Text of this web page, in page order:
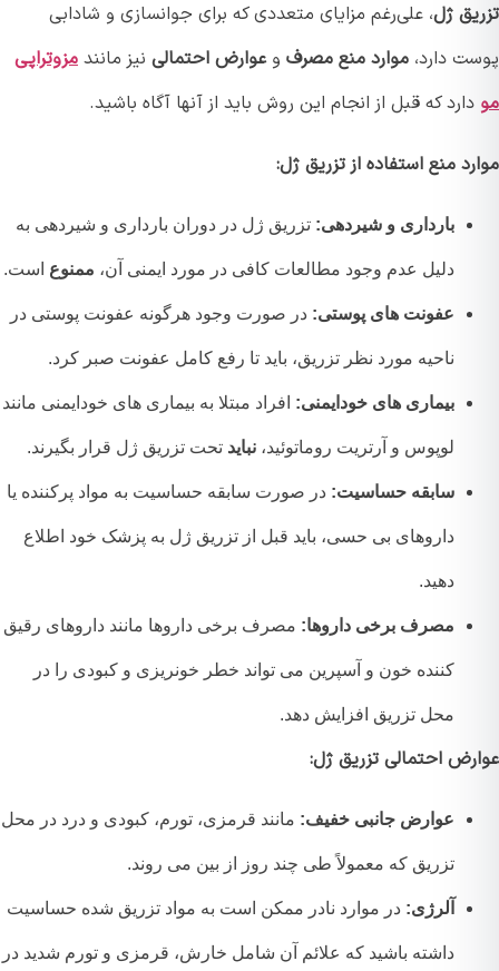
ژل ، علی‌رغم مزایای متعددی که برای جوانسازی و شادابی
دارد،موارد منع مصرفوعوارض احتمالینیز مانندمزوتراپی
که قبل از انجام این روش باید از آنها آگاه باشید.
منع استفاده از تزریق ژل:
بارداری و شیردهی:تزریق ژل در دوران بارداری و شیردهی به
دلیل عدم وجود مطالعات کافی در مورد ایمنی آن، ممنوعاست.
عفونت های پوستی:در صورت وجود هرگونه عفونت پوستی در
ناحیه مورد نظر تزریق، باید تا رفع کامل عفونت صبر کرد.
بیماری های خودایمنی:افراد مبتلا به بیماری های خودایمنی مانند
لوپوس و آرتریت روماتوئید،نبایدتحت تزریق ژل قرار بگیرند.
سابقه حساسیت:در صورت سابقه حساسیت به مواد پرکننده یا
داروهای بی حسی، باید قبل از تزریق ژل به پزشک خود اطلاع
دهید.
مصرف برخی داروها:مصرف برخی داروها مانند داروهای رقیق
کننده خون و آسپرین می تواند خطر خونریزی و کبودی را در
محل تزریق افزایش دهد.
احتمالی تزریق ژل:
عوارض جانبی خفیف:مانند قرمزی، تورم، کبودی و درد در محل
تزریق که معمولاً طی چند روز از بین می روند.
آلرژی: در موارد نادر ممکن است به مواد تزریق شده حساسیت
داشته باشید که علائم آن شامل خارش، قرمزی و تورم شدید در